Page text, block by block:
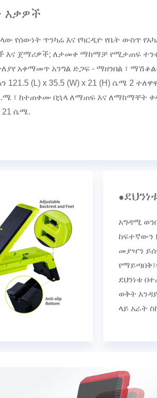
እቃዎች
የሰውነት ጥንካሬ እና የካርዲዮ የቤት ውስጥ
እና ጀማሪዎች; ለታመቀ ማከማቻ የሚታጠፍ
አቀማመጥ አንግል ድጋፍ - ማዘንበል ፣
(L) x 35.5 (W) x 21 (H) ሴሜ 2
፣ ከተጠቀሙ በኋላ ለማጠፍ እና ለማከማቸት
21 ሴሜ.
●
አግዳሚ
ከፍተኛውን
መያዣን
ደህንነቱ
ወቅት
ላይ አራት